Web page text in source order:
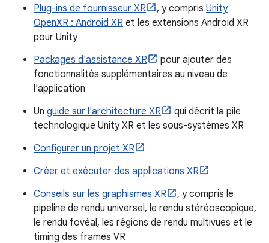
Plug-ins de fournisseur XR , y compris Unity
OpenXR : Android XR et les extensions Android XR
pour Unity
Packages d'assistance XR
pour ajouter des
fonctionnalités supplémentaires au niveau de
l'application
Un guide sur l'architecture XR
qui décrit la pile
technologique Unity XR et les sous-systèmes XR
Configurer un projet XR
Créer et exécuter des applications XR
Conseils sur les graphismes XR
, y compris le
pipeline de rendu universel, le rendu stéréoscopique,
le rendu fovéal, les régions de rendu multivues et le
timing des frames VR